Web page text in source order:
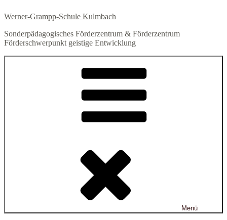
Inhalt
Werner-Grampp-Schule Kulmbach
Sonderpädagogisches Förderzentrum & Förderzentrum
Förderschwerpunkt geistige Entwicklung
Menü